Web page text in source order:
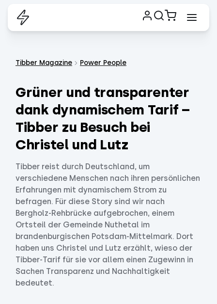
Tibber Magazine Power People
Grüner und transparenter
dank dynamischem Tarif –
Tibber zu Besuch bei
Christel und Lutz
Tibber reist durch Deutschland, um
verschiedene Menschen nach ihren persönlichen
Erfahrungen mit dynamischem Strom zu
befragen. Für diese Story sind wir nach
Bergholz-Rehbrücke aufgebrochen, einem
Ortsteil der Gemeinde Nuthetal im
brandenburgischen Potsdam-Mittelmark. Dort
haben uns Christel und Lutz erzählt, wieso der
Tibber-Tarif für sie vor allem einen Zugewinn in
Sachen Transparenz und Nachhaltigkeit
bedeutet.